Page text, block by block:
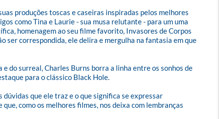
produções toscas e caseiras inspiradas pelos melhores
como Tina e Laurie - sua musa relutante - para um uma
homenagem ao seu filme favorito, Invasores de Corpos
ser correspondida, ele delira e mergulha na fantasia em que
do surreal, Charles Burns borra a linha entre os sonhos de
para o clássico Black Hole.
que ele traz e o que significa se expressar
como os melhores filmes, nos deixa com lembranças